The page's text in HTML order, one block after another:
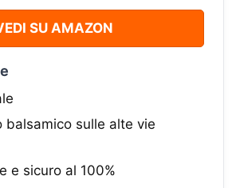
SU AMAZON
balsamico sulle alte vie
e sicuro al 100%